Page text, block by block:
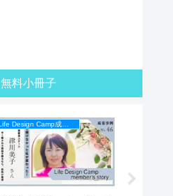
無料小冊子
Life Design Camp成果事例